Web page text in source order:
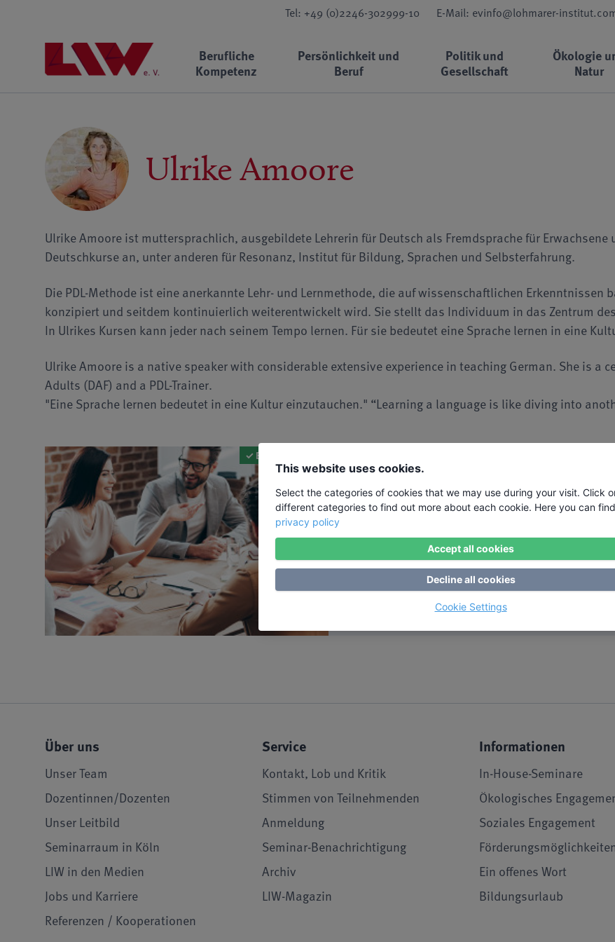
Tel: +49 (0)2246-302999-10 E-Mail: evinfo@lohmarer-
Berufliche
Kompetenz
Persönlichkeit und
Beruf
Politik und
Gesellschaft
Ökologie
Natur
Ulrike Amoore
Ulrike Amoore ist muttersprachlich, ausgebildete Lehrerin für Deutsch als Fremdsprache für Erwachsene
Deutschkurse an, unter anderen für Resonanz, Institut für Bildung, Sprachen und Selbsterfahrung.
Die PDL-Methode ist eine anerkannte Lehr- und Lernmethode, die auf wissenschaftlichen Erkenntnissen
konzipiert und seitdem kontinuierlich weiterentwickelt wird. Sie stellt das Individuum in das Zentrum
In Ulrikes Kursen kann jeder nach seinem Tempo lernen. Für sie bedeutet eine Sprache lernen in eine
Ulrike Amoore is a native speaker with considerable extensive experience in teaching German. She is a
Adults (DAF) and a PDL-Trainer.
"Eine Sprache lernen bedeutet in eine Kultur einzutauchen." “Learning a language is like diving into
✓ Bildungsurlaub
26.10.2026 - 30.10.2026
Deutsche Woche mit der PDL-
Dozentin: Ulrike Amoore ·Ort:Berlin
560,00 €
Über uns
Unser Team
Dozentinnen/Dozenten
Unser Leitbild
Seminarraum in Köln
LIW in den Medien
Jobs und Karriere
Referenzen / Kooperationen
Service
Kontakt, Lob und Kritik
Stimmen von Teilnehmenden
Anmeldung
Seminar-Benachrichtigung
Archiv
LIW-Magazin
Informationen
In-House-Seminare
Ökologisches
Soziales Engagement
Ein offenes Wort
Bildungsurlaub
This website uses cookies.
Select the categories of cookies that we may use during your visit. Click
different categories to find out more about each cookie. Here you can
privacy policy
Accept all cookies
Decline all cookies
Cookie Settings